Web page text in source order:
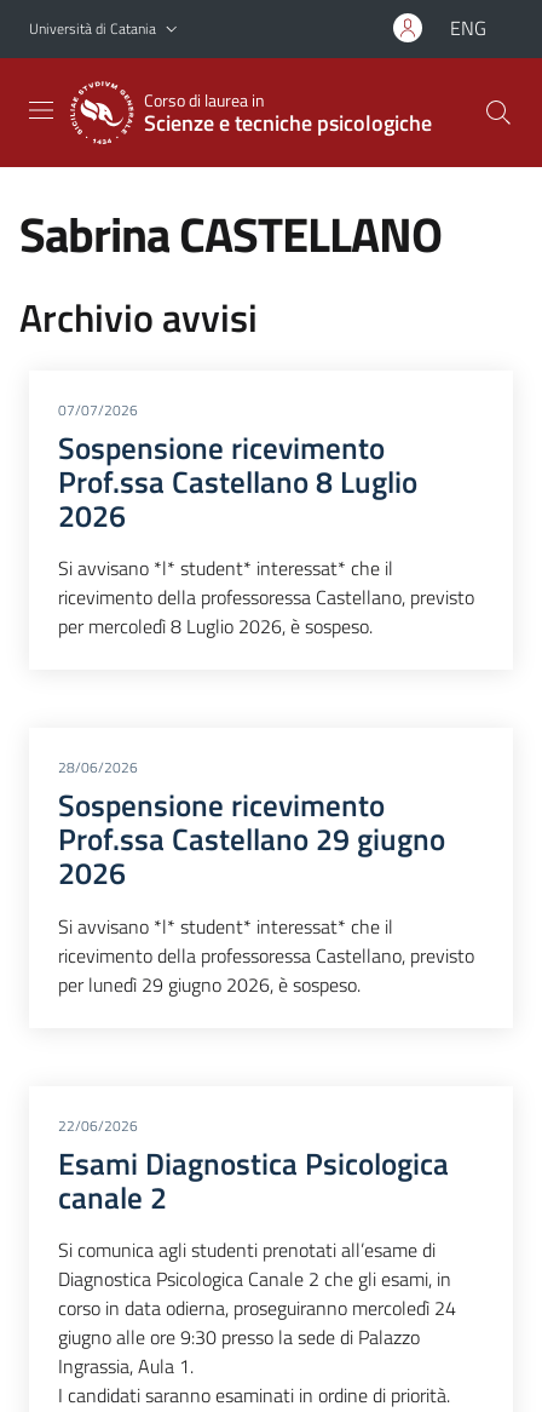
Vai al contenuto principale
Vai al menu di navigazione
Università di Catania ENG
Corso di laurea in
Scienze e tecniche psicologiche
Sabrina CASTELLANO
Archivio avvisi
07/07/2026
Sospensione ricevimento
Prof.ssa Castellano 8 Luglio
2026
Si avvisano *l* student* interessat* che il
ricevimento della professoressa Castellano, previsto
per mercoledì 8 Luglio 2026, è sospeso.
28/06/2026
Sospensione ricevimento
Prof.ssa Castellano 29 giugno
2026
Si avvisano *l* student* interessat* che il
ricevimento della professoressa Castellano, previsto
per lunedì 29 giugno 2026, è sospeso.
22/06/2026
Esami Diagnostica Psicologica
canale 2
Si comunica agli studenti prenotati all’esame di
Diagnostica Psicologica Canale 2 che gli esami, in
corso in data odierna, proseguiranno mercoledì 24
giugno alle ore 9:30 presso la sede di Palazzo
Ingrassia, Aula 1.
I candidati saranno esaminati in ordine di priorità.